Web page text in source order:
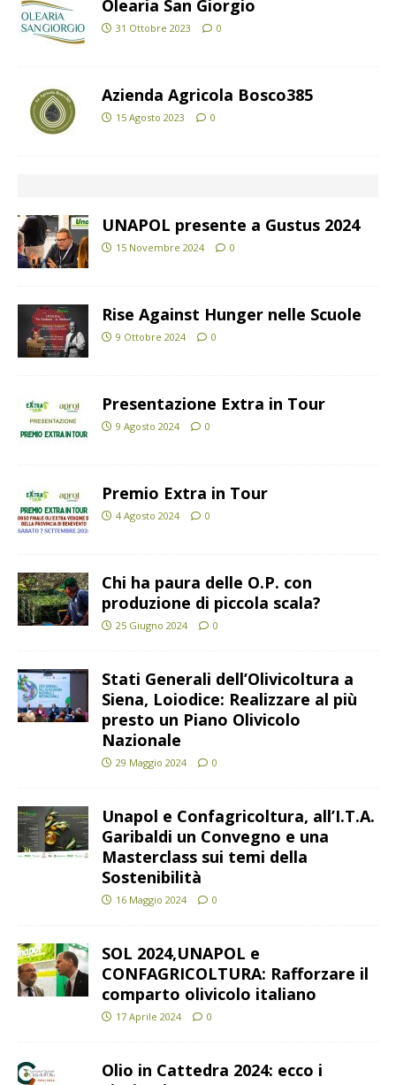
Olearia San Giorgio
31 Ottobre 2023 0
Azienda Agricola Bosco385
15 Agosto 2023 0
UNAPOL presente a Gustus 2024
15 Novembre 2024 0
Rise Against Hunger nelle Scuole
9 Ottobre 2024 0
Presentazione Extra in Tour
9 Agosto 2024 0
Premio Extra in Tour
4 Agosto 2024 0
Chi ha paura delle O.P. con
produzione di piccola scala?
25 Giugno 2024 0
Stati Generali dell’Olivicoltura a
Siena, Loiodice: Realizzare al più
presto un Piano Olivicolo
Nazionale
29 Maggio 2024 0
Unapol e Confagricoltura, all’I.T.A.
Garibaldi un Convegno e una
Masterclass sui temi della
Sostenibilità
16 Maggio 2024 0
SOL 2024,UNAPOL e
CONFAGRICOLTURA: Rafforzare il
comparto olivicolo italiano
17 Aprile 2024 0
Olio in Cattedra 2024: ecco i